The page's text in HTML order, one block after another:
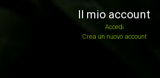
Il mio account
Accedi
Crea un nuovo account